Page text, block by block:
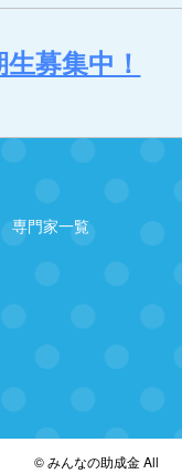
募集中！
専門家一覧
© みんなの助成金 All